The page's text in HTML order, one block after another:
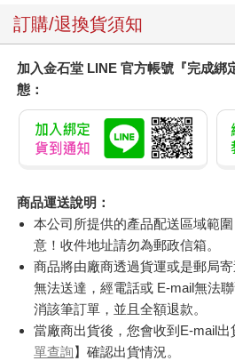
訂購/退換貨須知
加入金石堂 LINE 官方帳號『完成綁
態：
商品運送說明：
本公司所提供的產品配送區域範
意！收件地址請勿為郵政信箱。
商品將由廠商透過貨運或是郵局
無法送達，經電話或 E-mail無法
消該筆訂單，並且全額退款。
當廠商出貨後，您會收到E-mail
單查詢】確認出貨情況。